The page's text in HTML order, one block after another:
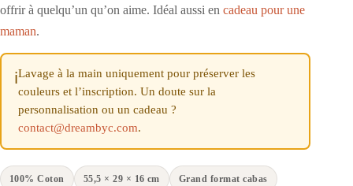
offrir à quelqu’un qu’on aime. Idéal aussi en cadeau pour une
maman.
ℹ️Lavage à la main uniquement pour préserver les
couleurs et l’inscription. Un doute sur la
personnalisation ou un cadeau ?
contact@dreambyc.com.
100% Coton 55,5 × 29 × 16 cm Grand format cabas